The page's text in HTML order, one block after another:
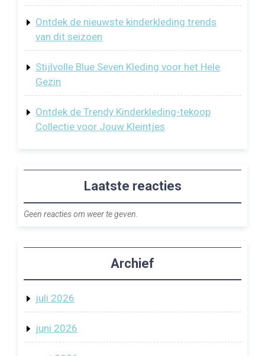
Ontdek de nieuwste kinderkleding trends
van dit seizoen
Stijlvolle Blue Seven Kleding voor het Hele
Gezin
Ontdek de Trendy Kinderkleding-tekoop
Collectie voor Jouw Kleintjes
Laatste reacties
Geen reacties om weer te geven.
Archief
juli 2026
juni 2026